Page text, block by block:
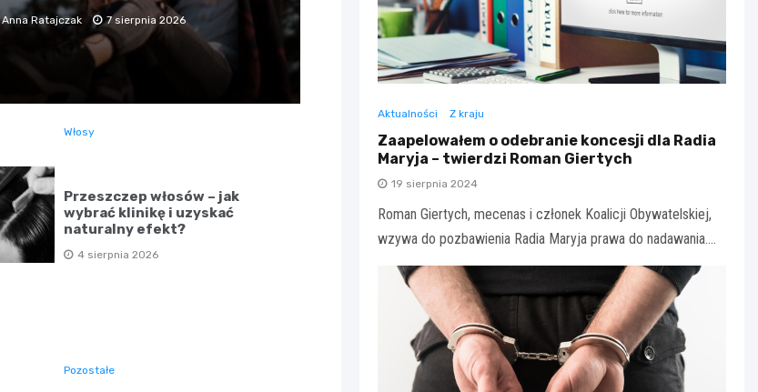
Anna Ratajczak 7 sierpnia 2026
Włosy
Przeszczep włosów – jak
wybrać klinikę i uzyskać
naturalny efekt?
4 sierpnia 2026
Pozostałe
Aktualności Z kraju
Zaapelowałem o odebranie koncesji dla Radia
Maryja – twierdzi Roman Giertych
19 sierpnia 2024
Roman Giertych, mecenas i członek Koalicji Obywatelskiej,
wzywa do pozbawienia Radia Maryja prawa do nadawania.…